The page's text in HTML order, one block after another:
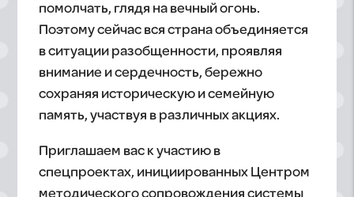
помолчать, глядя на вечный огонь.
Поэтому сейчас вся страна объединяется
в ситуации разобщенности, проявляя
внимание и сердечность, бережно
сохраняя историческую и семейную
память, участвуя в различных акциях.
Приглашаем вас к участию в
спецпроектах, инициированных Центром